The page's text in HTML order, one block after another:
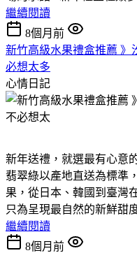
繼續閱讀
8個月前
新竹高級水果禮盒推薦 》
必想太多
心情日記
新年送禮，就選最有心意
翡翠綠以產地直送為標準
果，從日本、韓國到臺灣
只為呈現最自然的新鮮甜
繼續閱讀
8個月前